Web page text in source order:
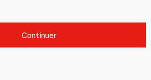
Continuer